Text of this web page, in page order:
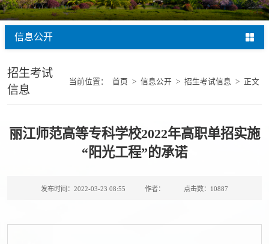
信息公开
招生考试
信息
当前位置： 首页 > 信息公开 > 招生考试信息 > 正文
丽江师范高等专科学校2022年高职单招实施
“阳光工程”的承诺
发布时间：2022-03-23 08:55 作者： 点击数： 10887